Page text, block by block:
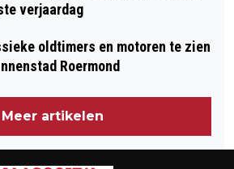
EN ROERMOND
verjaardag
oldtimers en motoren te zien
Roermond
Meer artikelen